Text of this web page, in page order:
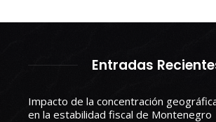
Entradas
Impacto de la concentración
en la estabilidad fiscal de Montenegro